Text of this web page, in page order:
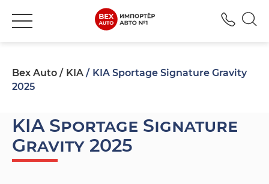
Bex Auto KIA
KIA Sportage Signature Gravity
2025
KIA Sportage Signature
Gravity 2025